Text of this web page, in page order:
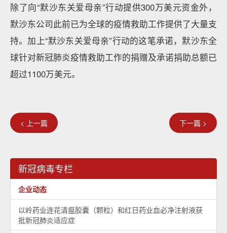
除了向“默沙东关爱母亲”行动提供300万美元资金外，
默沙东公司此前已为全球的疫情救助工作提供了大量支
持。加上“默沙东关爱母亲”行动的这笔承诺，默沙东全
球针对新冠肺炎疫情救助工作的捐赠及承诺捐助总额已
超过1100万美元。
< 上一篇 下一篇 >
新冠病毒专栏
企业动态
以岭药业连花清瘟胶囊（颗粒）和红日药业血必净注射液获
批新冠肺炎适应症